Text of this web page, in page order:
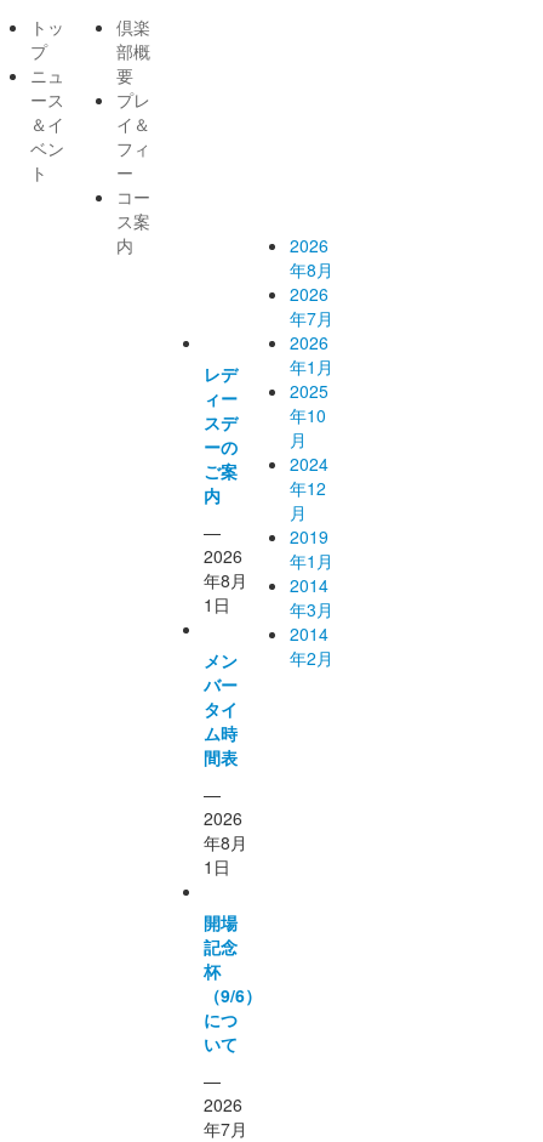
トッ
プ
ニュ
ース
＆イ
ベン
ト
倶楽
部概
要
プレ
イ＆
フィ
ー
コー
ス案
内
レデ
ィー
スデ
ーの
ご案
内
—
2026
年8月
1日
メン
バー
タイ
ム時
間表
—
2026
年8月
1日
開場
記念
杯
（9/6）
につ
いて
—
2026
年7月
2026
年8月
2026
年7月
2026
年1月
2025
年10
月
2024
年12
月
2019
年1月
2014
年3月
2014
年2月